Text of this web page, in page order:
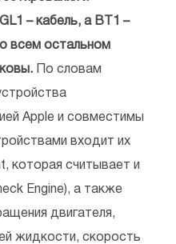
– кабель, а BT1 –
всем остальном
По словам
Applе и совместимы
входит их
которая считывает и
Engine), а также
двигателя,
жидкости, скорость